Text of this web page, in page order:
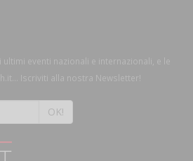
ultimi eventi nazionali e internazionali, e le
Iscriviti alla nostra Newsletter!
OK!